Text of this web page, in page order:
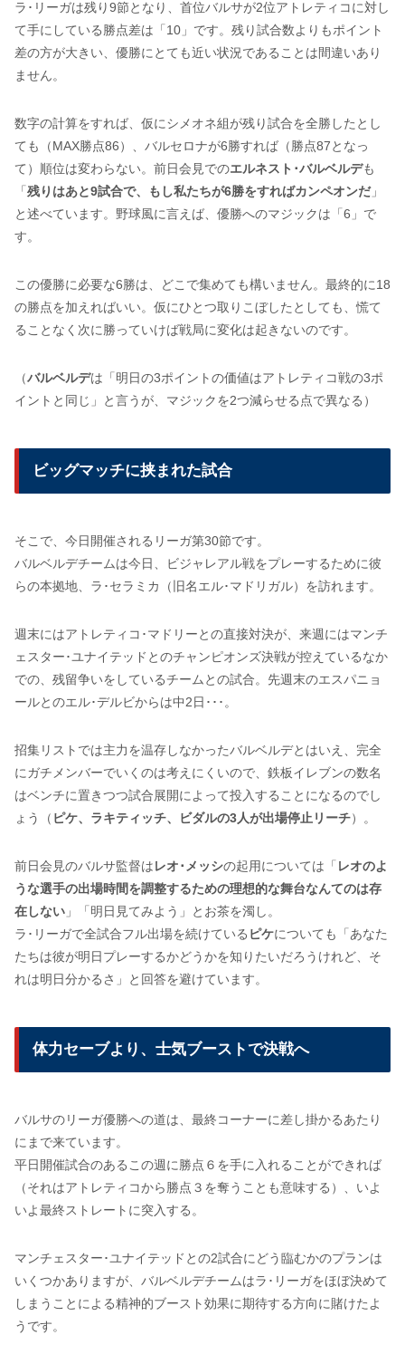
ラ･リーガは残り9節となり、首位バルサが2位アトレティコに対し
て手にしている勝点差は「10」です。残り試合数よりもポイント
差の方が大きい、優勝にとても近い状況であることは間違いあり
ません。
数字の計算をすれば、仮にシメオネ組が残り試合を全勝したとし
ても（MAX勝点86）、バルセロナが6勝すれば（勝点87となっ
て）順位は変わらない。前日会見でのエルネスト･バルベルデも
「 残りはあと9試合で、もし私たちが6勝をすればカンペオンだ」
と述べています。野球風に言えば、優勝へのマジックは「6」で
す。
この優勝に必要な6勝は、どこで集めても構いません。最終的に18
の勝点を加えればいい。仮にひとつ取りこぼしたとしても、慌て
ることなく次に勝っていけば戦局に変化は起きないのです。
（バルベルデは「明日の3ポイントの価値はアトレティコ戦の3ポ
イントと同じ」と言うが、マジックを2つ減らせる点で異なる）
ビッグマッチに挟まれた試合
そこで、今日開催されるリーガ第30節です。
バルベルデチームは今日、ビジャレアル戦をプレーするために彼
らの本拠地、ラ･セラミカ（旧名エル･マドリガル）を訪れます。
週末にはアトレティコ･マドリーとの直接対決が、来週にはマンチ
ェスター･ユナイテッドとのチャンピオンズ決戦が控えているなか
での、残留争いをしているチームとの試合。先週末のエスパニョ
ールとのエル･デルビからは中2日･･･。
招集リストでは主力を温存しなかったバルベルデとはいえ、完全
にガチメンバーでいくのは考えにくいので、鉄板イレブンの数名
はベンチに置きつつ試合展開によって投入することになるのでし
ょう（ ピケ、ラキティッチ、ビダルの3人が出場停止リーチ）。
前日会見のバルサ監督はレオ･メッシの起用については「 レオのよ
うな選手の出場時間を調整するための理想的な舞台なんてのは存
在しない 」「明日見てみよう」とお茶を濁し。
ラ･リーガで全試合フル出場を続けている ピケについても「あなた
たちは彼が明日プレーするかどうかを知りたいだろうけれど、そ
れは明日分かるさ」と回答を避けています。
体力セーブより、士気ブーストで決戦へ
バルサのリーガ優勝への道は、最終コーナーに差し掛かるあたり
にまで来ています。
平日開催試合のあるこの週に勝点６を手に入れることができれば
（それはアトレティコから勝点３を奪うことも意味する）、いよ
いよ最終ストレートに突入する。
マンチェスター･ユナイテッドとの2試合にどう臨むかのプランは
いくつかありますが、バルベルデチームはラ･リーガをほぼ決めて
しまうことによる精神的ブースト効果に期待する方向に賭けたよ
うです。